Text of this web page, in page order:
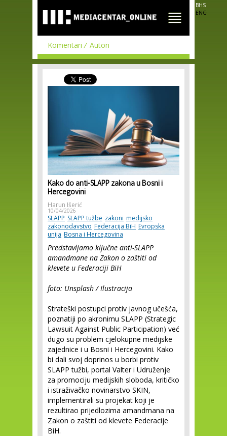
main
content
BHS
ENG
Komentari Autori
Kako do anti-SLAPP zakona u Bosni i
Hercegovini
Harun Išerić
10/04/2026
SLAPP SLAPP tužbe zakoni medijsko
zakonodavstvo Federacija BiH Evropska
unija Bosna i Hercegovina
Predstavljamo ključne anti-SLAPP
amandmane na Zakon o zaštiti od
klevete u Federaciji BiH
foto: Unsplash / Ilustracija
Strateški postupci protiv javnog učešća,
poznatiji po akronimu SLAPP (Strategic
Lawsuit Against Public Participation) već
dugo su problem cjelokupne medijske
zajednice i u Bosni i Hercegovini. Kako
bi dali svoj doprinos u borbi protiv
SLAPP tužbi, portal Valter i Udruženje
za promociju medijskih sloboda, kritičko
i istraživačko novinarstvo SKIN,
implementirali su projekat koji je
rezultirao prijedlozima amandmana na
Zakon o zaštiti od klevete Federacije
BiH.